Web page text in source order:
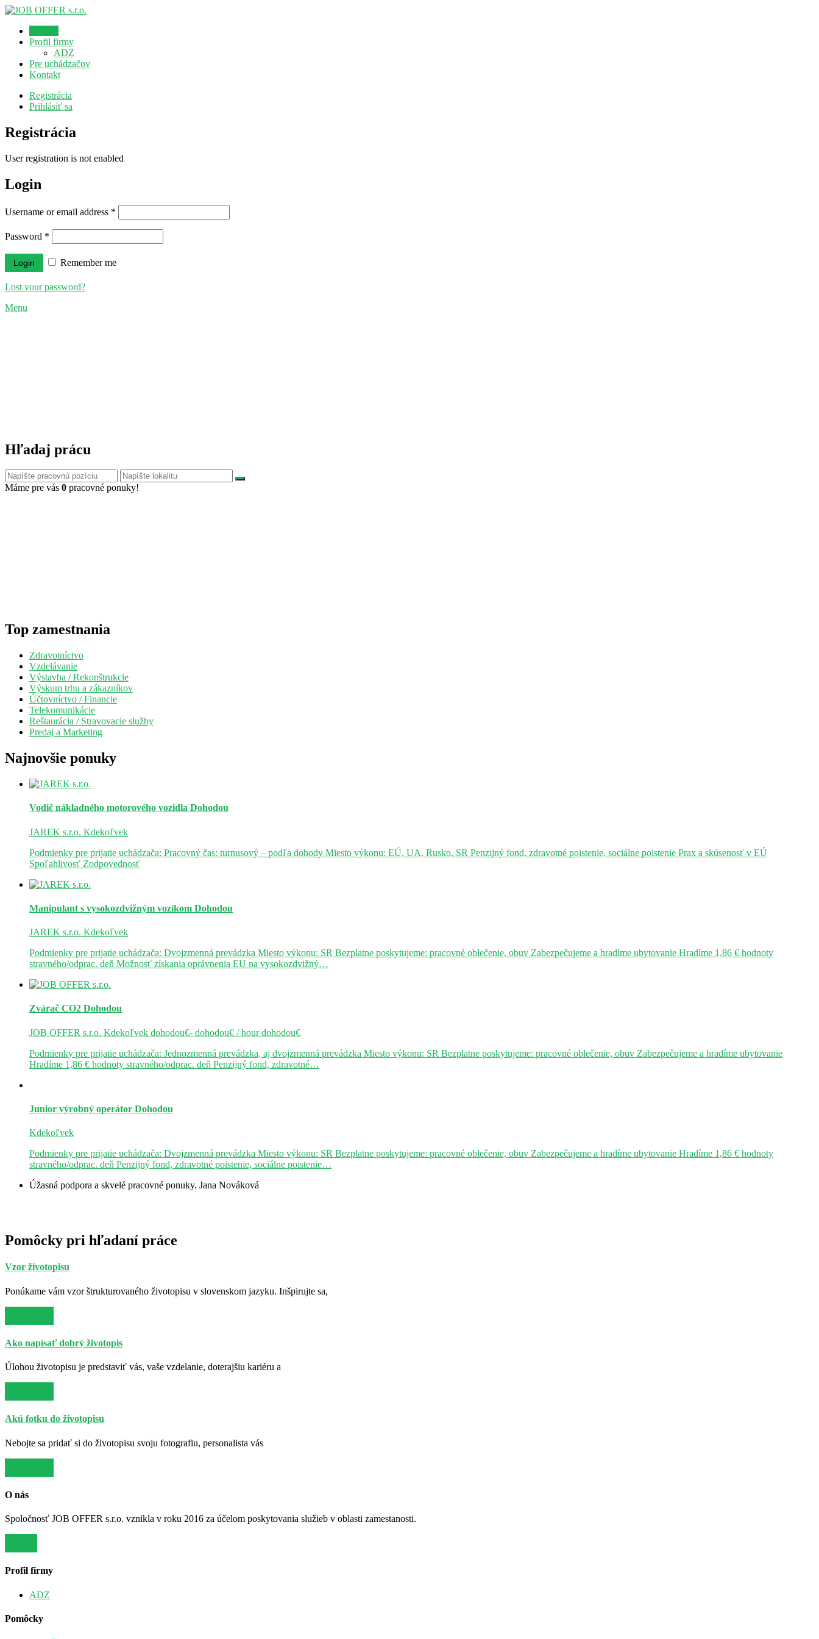
Profil firmy
ADZ
Pre uchádzačov
Kontakt
Registrácia
Prihlásiť sa
Registrácia
User registration is not enabled
Login
Username or email address *
Password *
Remember me
Lost your password?
Menu
Hľadaj prácu
Máme pre vás 0 pracovné ponuky!
Top zamestnania
Zdravotníctvo
Vzdelávanie
Výstavba / Rekonštrukcie
Výskum trhu a zákazníkov
Účtovníctvo / Financie
Telekomunikácie
Reštaurácia / Stravovacie služby
Predaj a Marketing
Najnovšie ponuky
Vodič nákladného motorového vozidla Dohodou
JAREK s.r.o. Kdekoľvek
Podmienky pre prijatie uchádzača: Pracovný čas: turnusový – podľa dohody Miesto výkonu: EÚ, UA, Rusko, SR Penzijný fond, zdravotné poistenie, sociálne poistenie Prax a skúsenosť v EÚ
Spoľahlivosť Zodpovednosť
Manipulant s vysokozdvižným vozíkom Dohodou
JAREK s.r.o. Kdekoľvek
Podmienky pre prijatie uchádzača: Dvojzmenná prevádzka Miesto výkonu: SR Bezplatne poskytujeme: pracovné oblečenie, obuv Zabezpečujeme a hradíme ubytovanie Hradíme 1,86 € hodnoty
stravného/odprac. deň Možnosť získania oprávnenia EU na vysokozdvižný…
Zvárač CO2 Dohodou
JOB OFFER s.r.o. Kdekoľvek dohodou€- dohodou€ / hourdohodou€
Podmienky pre prijatie uchádzača: Jednozmenná prevádzka, aj dvojzmenná prevádzka Miesto výkonu: SR Bezplatne poskytujeme: pracovné oblečenie, obuv Zabezpečujeme a hradíme ubytovanie
Hradíme 1,86 € hodnoty stravného/odprac. deň Penzijný fond, zdravotné…
Junior výrobný operátor Dohodou
Kdekoľvek
Podmienky pre prijatie uchádzača: Dvojzmenná prevádzka Miesto výkonu: SR Bezplatne poskytujeme: pracovné oblečenie, obuv Zabezpečujeme a hradíme ubytovanie Hradíme 1,86 € hodnoty
stravného/odprac. deň Penzijný fond, zdravotné poistenie, sociálne poistenie…
Úžasná podpora a skvelé pracovné ponuky. Jana Nováková
Pomôcky pri hľadaní práce
Vzor životopisu
Ponúkame vám vzor štrukturovaného životopisu v slovenskom jazyku. Inšpirujte sa,
Ako napísať dobrý životopis
Úlohou životopisu je predstaviť vás, vaše vzdelanie, doterajšiu kariéru a
Akú fotku do životopisu
Nebojte sa pridať si do životopisu svoju fotografiu, personalista vás
O nás
Spoločnosť JOB OFFER s.r.o. vznikla v roku 2016 za účelom poskytovania služieb v oblasti zamestanosti.
Profil firmy
ADZ
Pomôcky